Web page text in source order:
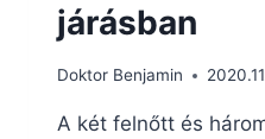
járásban
Doktor Benjamin
A két felnőtt és